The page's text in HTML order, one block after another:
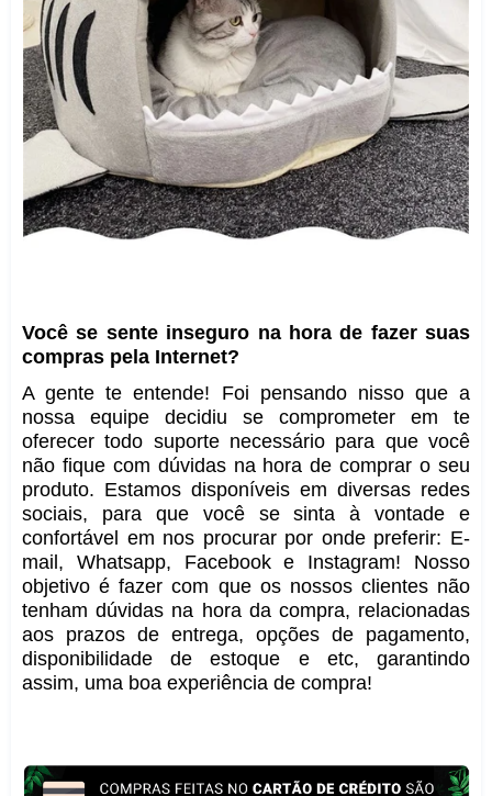
Você se sente inseguro na hora de fazer suas
compras pela Internet?
A gente te entende! Foi pensando nisso que a
nossa equipe decidiu se comprometer em te
oferecer todo suporte necessário para que você
não fique com dúvidas na hora de comprar o seu
produto. Estamos disponíveis em diversas redes
sociais, para que você se sinta à vontade e
confortável em nos procurar por onde preferir: E-
mail, Whatsapp, Facebook e Instagram! Nosso
objetivo é fazer com que os nossos clientes não
tenham dúvidas na hora da compra, relacionadas
aos prazos de entrega, opções de pagamento,
disponibilidade de estoque e etc, garantindo
assim, uma boa experiência de compra!